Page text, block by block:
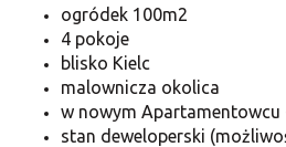
ogródek 100m2
4 pokoje
blisko Kielc
malownicza okolica
w nowym
stan deweloperski